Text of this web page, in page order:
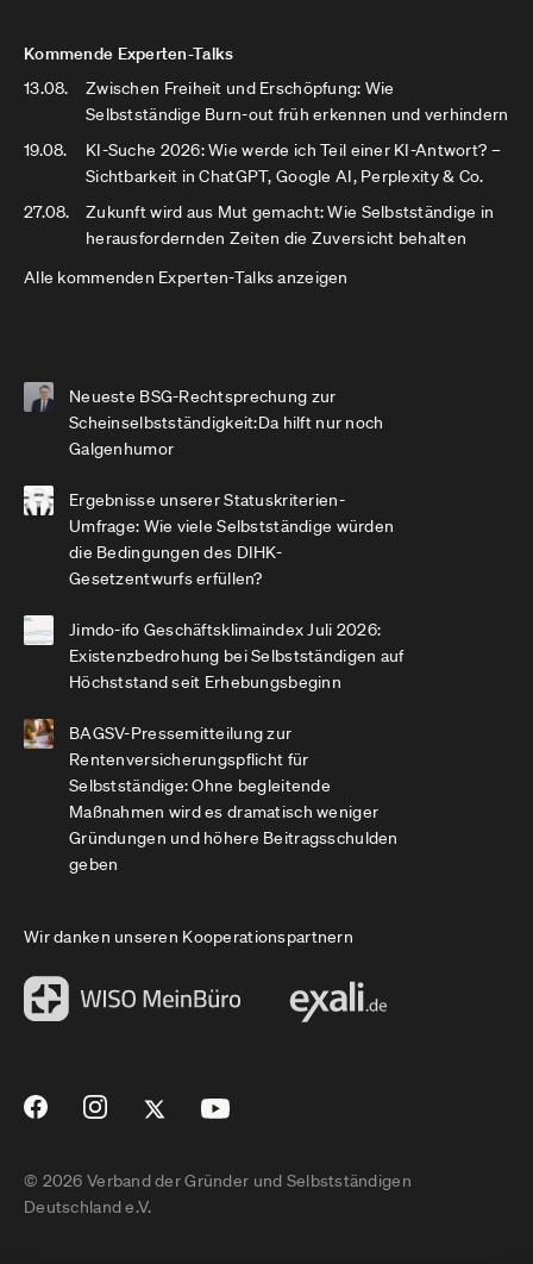
Kommende Experten-Talks
13.08.
Zwischen Freiheit und Erschöpfung: Wie
Selbstständige Burn-out früh erkennen und verhindern
19.08.
KI-Suche 2026: Wie werde ich Teil einer KI-Antwort? –
Sichtbarkeit in ChatGPT, Google AI, Perplexity & Co.
27.08.
Zukunft wird aus Mut gemacht: Wie Selbstständige in
herausfordernden Zeiten die Zuversicht behalten
Alle kommenden Experten-Talks anzeigen
Neueste BSG-Rechtsprechung zur
Scheinselbstständigkeit:Da hilft nur noch
Galgenhumor
Ergebnisse unserer Statuskriterien-
Umfrage: Wie viele Selbstständige würden
die Bedingungen des DIHK-
Gesetzentwurfs erfüllen?
Jimdo-ifo Geschäftsklimaindex Juli 2026:
Existenzbedrohung bei Selbstständigen auf
Höchststand seit Erhebungsbeginn
BAGSV-Pressemitteilung zur
Rentenversicherungspflicht für
Selbstständige: Ohne begleitende
Maßnahmen wird es dramatisch weniger
Gründungen und höhere Beitragsschulden
geben
Wir danken unseren Kooperationspartnern
© 2026 Verband der Gründer und Selbstständigen
Deutschland e.V.